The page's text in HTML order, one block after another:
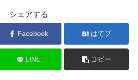
シェアする
Facebook はてブ
LINE コピー